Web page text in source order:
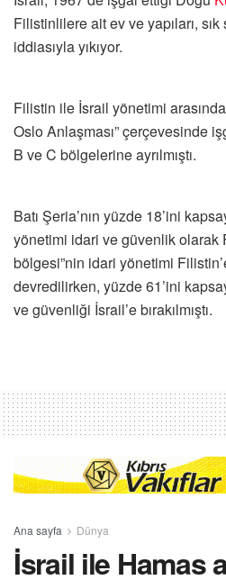
Filistinlilere ait ev ve yapıları, sık
iddiasıyla yıkıyor.
Filistin ile İsrail yönetimi
Oslo Anlaşması” çerçevesinde
B ve C bölgelerine ayrılmıştı.
Batı Şeria’nın yüzde 18’ini
yönetimi idari ve güvenlik olarak
bölgesi”nin idari yönetimi
devredilirken, yüzde 61’ini
ve güvenliği İsrail’e bırakılmıştı.
Ana sayfa Dünya
İsrail ile Hamas